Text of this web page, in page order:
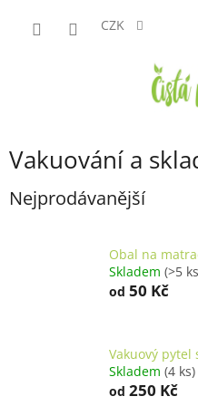
CZK
Vakuování a
Nejprodávanější
Obal na
Skladem (>5
od 50 Kč
Vakuový pytel
Skladem (4 ks)
od 250 Kč